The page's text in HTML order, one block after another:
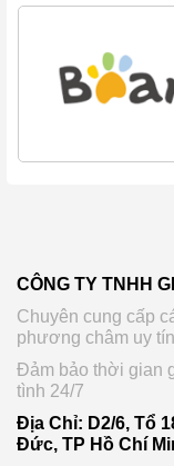
CÔNG TY TNHH
Chuyên cung cấp
phương châm uy
Đảm bảo thời gian
tình 24/7
Địa Chỉ: D2/6, Tổ
Đức, TP Hồ Chí